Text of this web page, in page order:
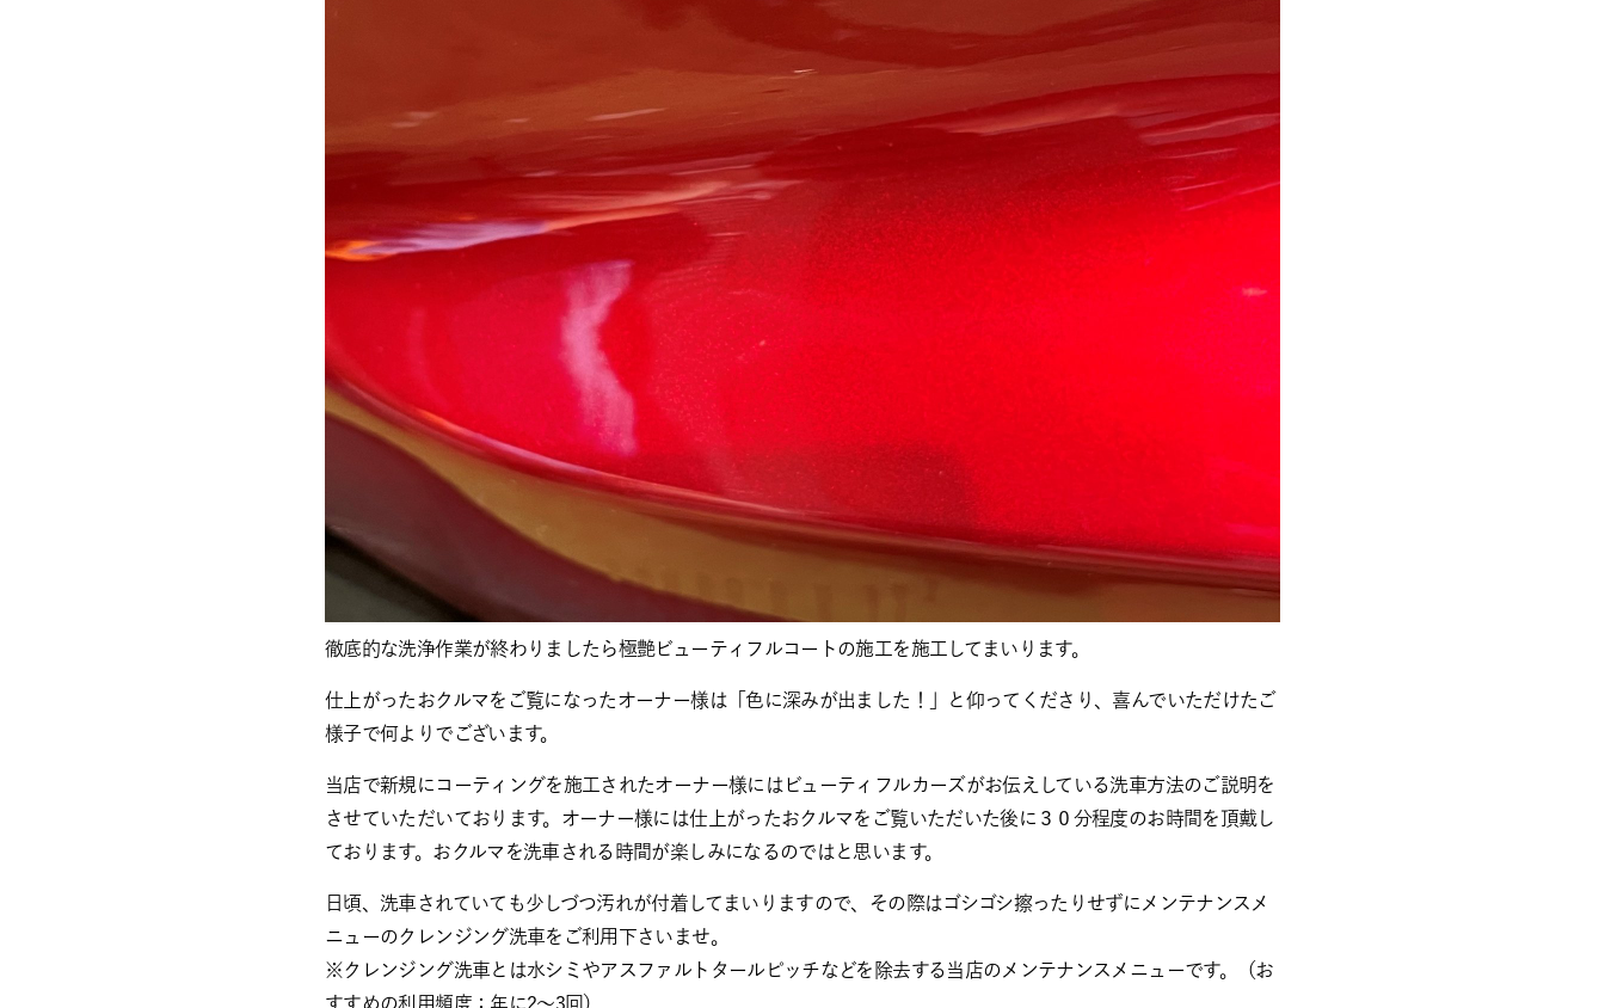
徹底的な洗浄作業が終わりましたら極艶ビューティフルコートの施工を施工してまいります。
仕上がったおクルマをご覧になったオーナー様は「色に深みが出ました！」と仰ってくださり、喜んでいただけたご
様子で何よりでございます。
当店で新規にコーティングを施工されたオーナー様にはビューティフルカーズがお伝えしている洗車方法のご説明を
させていただいております。オーナー様には仕上がったおクルマをご覧いただいた後に３０分程度のお時間を頂戴し
ております。おクルマを洗車される時間が楽しみになるのではと思います。
日頃、洗車されていても少しづつ汚れが付着してまいりますので、その際はゴシゴシ擦ったりせずにメンテナンスメ
ニューのクレンジング洗車をご利用下さいませ。
※クレンジング洗車とは水シミやアスファルトタールピッチなどを除去する当店のメンテナンスメニューです。（お
すすめの利用頻度：年に2～3回）